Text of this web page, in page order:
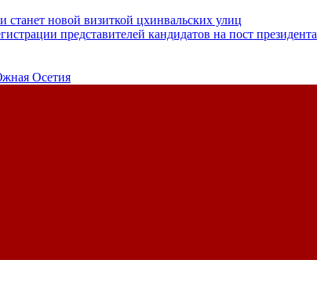
новой визиткой цхинвальских улиц
представителей кандидатов на пост президента